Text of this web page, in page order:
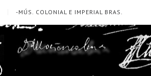
-MÚS. COLONIAL E IMPERIAL BRAS.